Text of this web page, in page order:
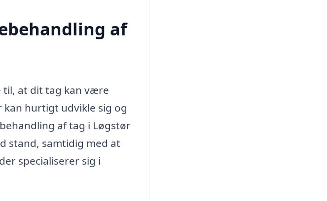
af
til, at dit tag kan være
hurtigt udvikle sig og
af tag i Løgstør
stand, samtidig med at
specialiserer sig i